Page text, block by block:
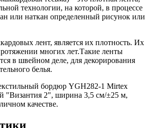
технологии, на которой, в процессе
или наткан определенный рисунок или
лент, является их плотность. Их
многих лет.Такие ленты
в швейном деле, для декорирования
белья.
бордюр YGH282-1 Mirtex
"Византия 2", ширина 3,5 см/±25 м,
качестве.